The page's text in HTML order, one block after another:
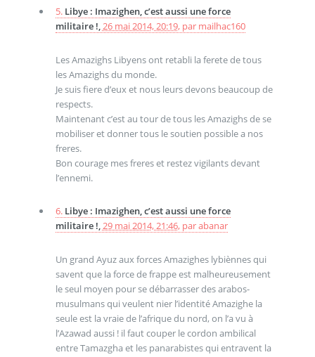
5. Libye : Imazighen, c’est aussi une force
militaire !,26 mai 2014, 20:19, par mailhac160
Les Amazighs Libyens ont retabli la ferete de tous
les Amazighs du monde.
Je suis fiere d’eux et nous leurs devons beaucoup de
respects.
Maintenant c’est au tour de tous les Amazighs de se
mobiliser et donner tous le soutien possible a nos
freres.
Bon courage mes freres et restez vigilants devant
l’ennemi.
6. Libye : Imazighen, c’est aussi une force
militaire !,29 mai 2014, 21:46, parabanar
Un grand Ayuz aux forces Amazighes lybiènnes qui
savent que la force de frappe est malheureusement
le seul moyen pour se débarrasser des arabos-
musulmans qui veulent nier l’identité Amazighe la
seule est la vraie de l’afrique du nord, on l’a vu à
l’Azawad aussi ! il faut couper le cordon ambilical
entre Tamazgha et les panarabistes qui entravent la